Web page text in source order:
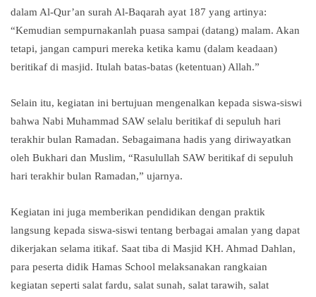
dalam Al-Qur’an surah Al-Baqarah ayat 187 yang artinya:
“Kemudian sempurnakanlah puasa sampai (datang) malam. Akan
tetapi, jangan campuri mereka ketika kamu (dalam keadaan)
beritikaf di masjid. Itulah batas-batas (ketentuan) Allah.”
Selain itu, kegiatan ini bertujuan mengenalkan kepada siswa-siswi
bahwa Nabi Muhammad SAW selalu beritikaf di sepuluh hari
terakhir bulan Ramadan. Sebagaimana hadis yang diriwayatkan
oleh Bukhari dan Muslim, “Rasulullah SAW beritikaf di sepuluh
hari terakhir bulan Ramadan,” ujarnya.
Kegiatan ini juga memberikan pendidikan dengan praktik
langsung kepada siswa-siswi tentang berbagai amalan yang dapat
dikerjakan selama itikaf. Saat tiba di Masjid KH. Ahmad Dahlan,
para peserta didik Hamas School melaksanakan rangkaian
kegiatan seperti salat fardu, salat sunah, salat tarawih, salat